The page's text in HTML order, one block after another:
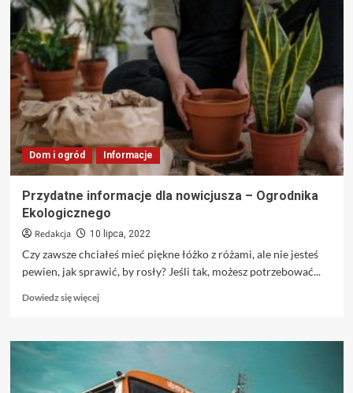
Dom i ogród Informacje
Przydatne informacje dla nowicjusza – Ogrodnika
Ekologicznego
Redakcja 10 lipca, 2022
Czy zawsze chciałeś mieć piękne łóżko z różami, ale nie jesteś
pewien, jak sprawić, by rosły? Jeśli tak, możesz potrzebować...
Dowiedz się więcejDowiedz
o
Przydatne
informacje
dla